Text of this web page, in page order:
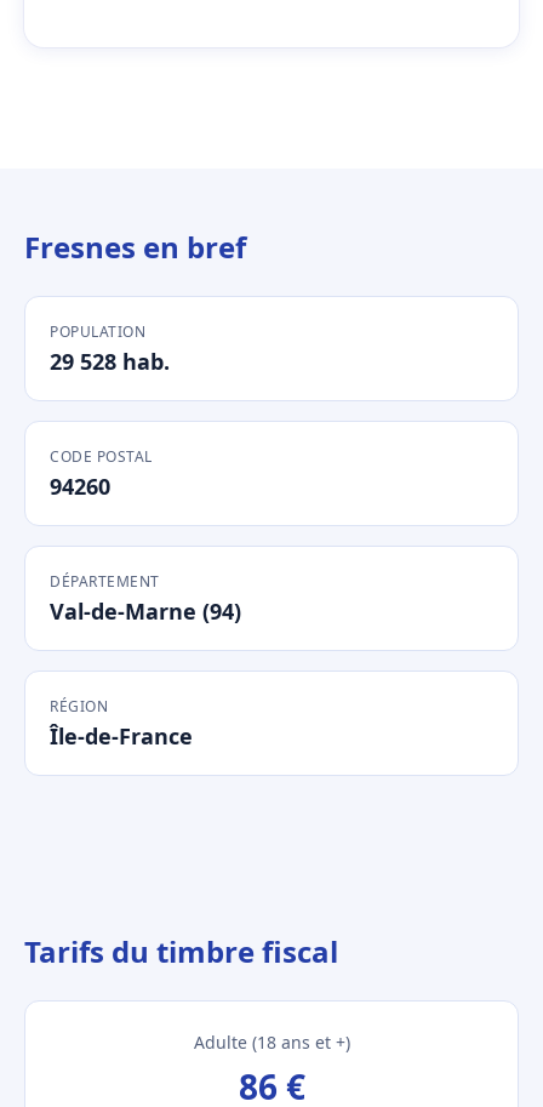
Fresnes en bref
POPULATION
29 528 hab.
CODE POSTAL
94260
DÉPARTEMENT
Val-de-Marne (94)
RÉGION
Île-de-France
Tarifs du timbre fiscal
Adulte (18 ans et +)
86 €